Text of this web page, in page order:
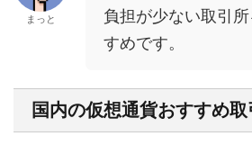
まっと
負担が少ない取引
すめです。
国内の仮想通貨おすすめ